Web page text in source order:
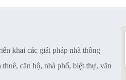
khai các giải pháp nhà thông
căn hộ, nhà phố, biệt thự, văn